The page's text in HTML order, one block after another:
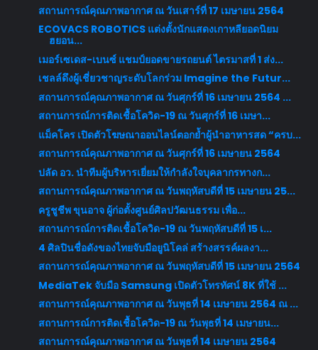
สถานการณ์คุณภาพอากาศ ณ วันเสาร์ที่ 17 เมษายน 2564
ECOVACS ROBOTICS แต่งตั้งนักแสดงเกาหลียอดนิยม
ฮยอน...
เมอร์เซเดส-เบนซ์ แชมป์ยอดขายรถยนต์ ไตรมาสที่ 1 ส่ง...
เชลล์ดึงผู้เชี่ยวชาญระดับโลกร่วม Imagine the Futur...
สถานการณ์คุณภาพอากาศ ณ วันศุกร์ที่ 16 เมษายน 2564 ...
สถานการณ์การติดเชื้อโควิด-19 ณ วันศุกร์ที่ 16 เมษา...
แม็คโคร เปิดตัวโฆษณาออนไลน์ตอกย้ำผู้นำอาหารสด “ครบ...
สถานการณ์คุณภาพอากาศ ณ วันศุกร์ที่ 16 เมษายน 2564
ปลัด อว. นำทีมผู้บริหารเยี่ยมให้กำลังใจบุคลากรทางก...
สถานการณ์คุณภาพอากาศ ณ วันพฤหัสบดีที่ 15 เมษายน 25...
ครูชูชีพ​ ขุนอาจ ผู้ก่อตั้งศูนย์ศิลปวัฒนธรรม เพื่อ...
สถานการณ์การติดเชื้อโควิด-19 ณ วันพฤหัสบดีที่ 15 เ...
4 ศิลปินชื่อดังของไทยจับมือยูนิโคล่ สร้างสรรค์ผลงา...
สถานการณ์คุณภาพอากาศ ณ วันพฤหัสบดีที่ 15 เมษายน 2564
MediaTek จับมือ Samsung เปิดตัวโทรทัศน์ 8K ที่ใช้ ...
สถานการณ์คุณภาพอากาศ ณ วันพุธที่ 14 เมษายน 2564 ณ ...
สถานการณ์การติดเชื้อโควิด-19 ณ วันพุธที่ 14 เมษายน...
สถานการณ์คุณภาพอากาศ ณ วันพุธที่ 14 เมษายน 2564